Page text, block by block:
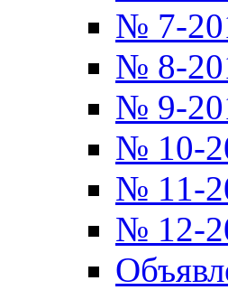
№ 7-
№ 8-
№ 9-
№ 10-
№ 11-
№ 12-